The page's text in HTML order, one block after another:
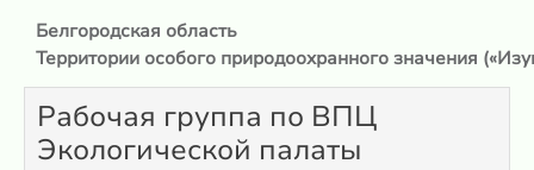
Белгородская область
Территории особого природоохранного значения
Рабочая группа по ВПЦ
Экологической палаты